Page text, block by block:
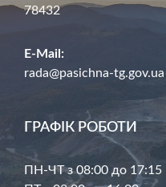
78432
E-Mail:
rada@pasichna-tg.gov.ua
ГРАФІК РОБОТИ
ПН-ЧТ з 08:00 до 17:15